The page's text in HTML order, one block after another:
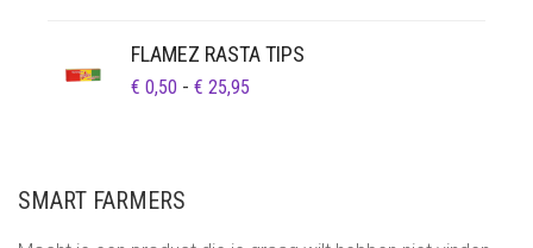
FLAMEZ RASTA TIPS
€ 0,50 - € 25,95
SMART FARMERS